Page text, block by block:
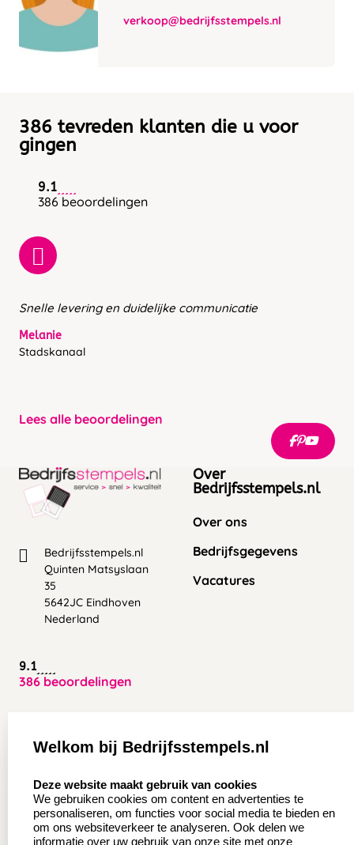
verkoop@bedrijfsstempels.nl
386 tevreden klanten die u voor
gingen
9.1
386 beoordelingen
Snelle levering en duidelijke communicatie
Melanie
Stadskanaal
Lees alle beoordelingen
Bedrijfsstempels.nl
Quinten Matsyslaan
35
5642JC Eindhoven
Nederland
9.1
386 beoordelingen
Over
Bedrijfsstempels.nl
Over ons
Bedrijfsgegevens
Vacatures
Aanvraag op maat
Wederverkoper
worden
Sale
Contact opnemen
Veel gestelde vragen
Retourneren
Welkom bij Bedrijfsstempels.nl
Deze website maakt gebruik van cookies
We gebruiken cookies om content en advertenties te
personaliseren, om functies voor social media te bieden en
om ons websiteverkeer te analyseren. Ook delen we
informatie over uw gebruik van onze site met onze